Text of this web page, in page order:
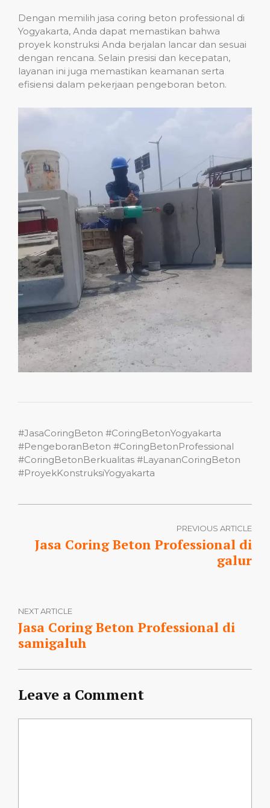
Dengan memilih jasa coring beton professional di
Yogyakarta, Anda dapat memastikan bahwa
proyek konstruksi Anda berjalan lancar dan sesuai
dengan rencana. Selain presisi dan kecepatan,
layanan ini juga memastikan keamanan serta
efisiensi dalam pekerjaan pengeboran beton.
#JasaCoringBeton #CoringBetonYogyakarta
#PengeboranBeton #CoringBetonProfessional
#CoringBetonBerkualitas #LayananCoringBeton
#ProyekKonstruksiYogyakarta
PREVIOUS ARTICLE
Jasa Coring Beton Professional di
galur
NEXT ARTICLE
Jasa Coring Beton Professional di
samigaluh
Leave a Comment